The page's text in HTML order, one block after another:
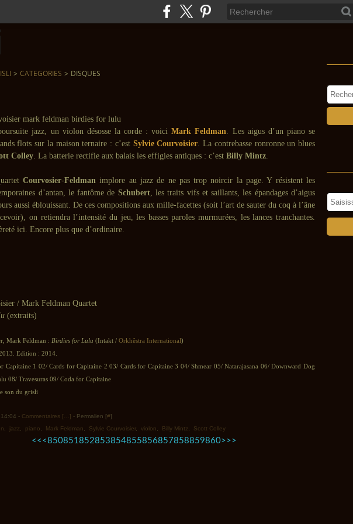
> CATEGORIES > DISQUES
jazz, un violon désosse la corde : voici Mark Feldman. Les aigus d’un piano se
flots sur la maison ternaire : c’est Sylvie Courvoisier. La contrebasse ronronne un blues
Colley. La batterie rectifie aux balais les effigies antiques : c’est Billy Mintz.
Courvosier-Feldmanimplore au jazz de ne pas trop noircir la page. Y résistent les
d’antan, le fantôme de Schubert, les traits vifs et saillants, les épandages d’aigus
aussi éblouissant. De ces compositions aux mille-facettes (soit l’art de sauter du coq à l’âne
on retiendra l’intensité du jeu, les basses paroles murmurées, les lances tranchantes.
ici. Encore plus que d’ordinaire.
/ Mark Feldman Quartet
(extraits)
Mark Feldman : Birdies for Lulu (Intakt / Orkhêstra International)
Edition : 2014.
Capitaine 1 02/ Cards for Capitaine 2 03/ Cards for Capitaine 3 04/ Shmear 05/ Natarajasana 06/ Downward Dog
08/ Travesuras 09/ Coda for Capitaine
son du grisli
- Commentaires [ ] - Permalien [#]
jazz piano Mark Feldman Sylvie Courvoisier, violon Billy Mintz Scott Colley
<< < 800
810
820
830
840
850851852853854855856857858859860
870
880
890
900
1000
1100
1200
1300
1400
1500
1600
1700
1800
1900
2000
2100
2200
2300
2400
2500
2600
2700
2800
2900
3000
3100
3200
3300
3400
3500 >>>